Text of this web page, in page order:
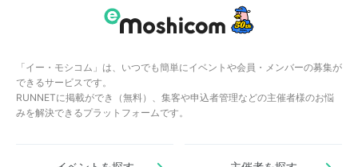
「イー・モシコム」は、いつでも簡単にイベントや会員・メンバーの募集が
できるサービスです。
RUNNETに掲載ができ（無料）、集客や申込者管理などの主催者様のお悩
みを解決できるプラットフォームです。